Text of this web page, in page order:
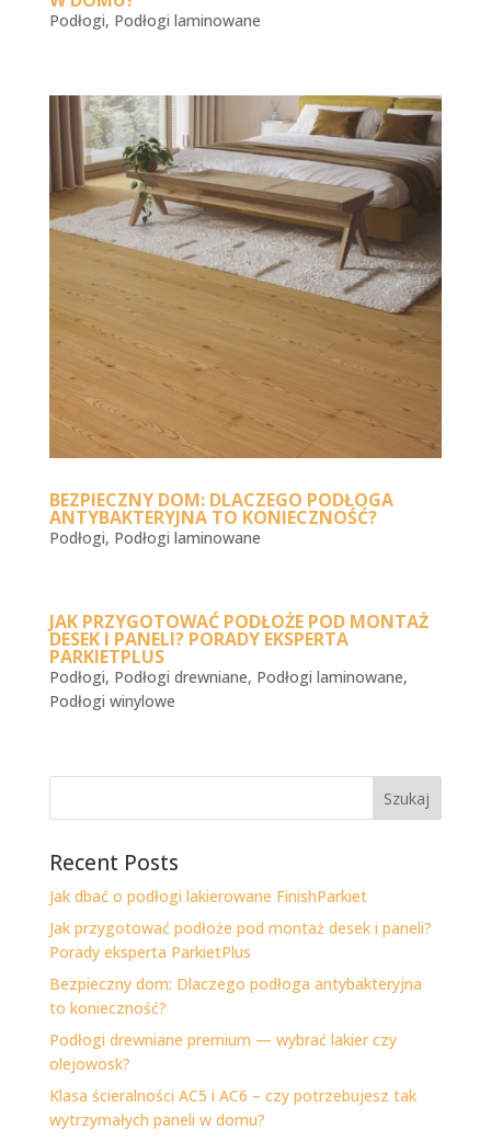
Podłogi, Podłogi laminowane
BEZPIECZNY DOM: DLACZEGO PODŁOGA
ANTYBAKTERYJNA TO KONIECZNOŚĆ?
Podłogi, Podłogi laminowane
JAK PRZYGOTOWAĆ PODŁOŻE POD MONTAŻ
DESEK I PANELI? PORADY EKSPERTA
PARKIETPLUS
Podłogi, Podłogi drewniane, Podłogi laminowane,
Podłogi winylowe
Szukaj
Recent Posts
Jak dbać o podłogi lakierowane FinishParkiet
Jak przygotować podłoże pod montaż desek i paneli?
Porady eksperta ParkietPlus
Bezpieczny dom: Dlaczego podłoga antybakteryjna
to konieczność?
Podłogi drewniane premium — wybrać lakier czy
olejowosk?
Klasa ścieralności AC5 i AC6 – czy potrzebujesz tak
wytrzymałych paneli w domu?